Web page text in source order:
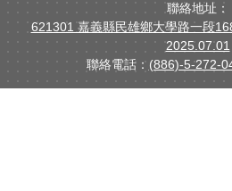
聯絡地址：
621301 嘉義縣民雄鄉大學路
2025.07.01
聯絡電話： (886)-5-272-